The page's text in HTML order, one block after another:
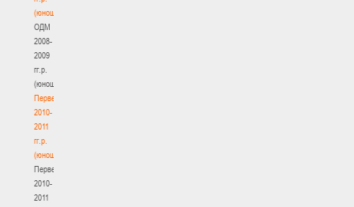
(юноши)
ОДМ
2008-
2009
гг.р.
(юноши)
Первенство
2010-
2011
гг.р.
(юноши)
Первенство
2010-
2011